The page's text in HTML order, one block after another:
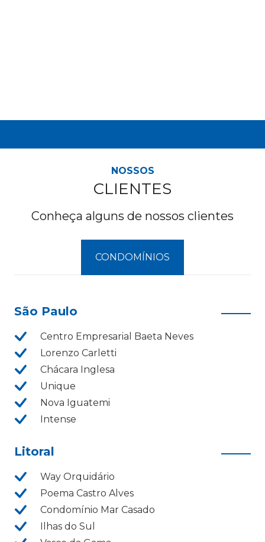
NOSSOS
CLIENTES
Conheça alguns de nossos clientes
CONDOMÍNIOS
São Paulo
Centro Empresarial Baeta Neves
Lorenzo Carletti
Chácara Inglesa
Unique
Nova Iguatemi
Intense
Litoral
Way Orquidário
Poema Castro Alves
Condomínio Mar Casado
Ilhas do Sul